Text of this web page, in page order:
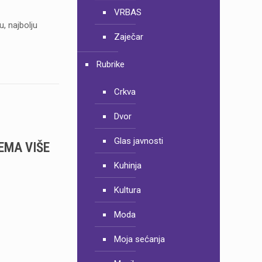
najbolju
VIŠE
VRBAS
Zaječar
Rubrike
Crkva
Dvor
Glas javnosti
Kuhinja
Kultura
Moda
Moja sećanja